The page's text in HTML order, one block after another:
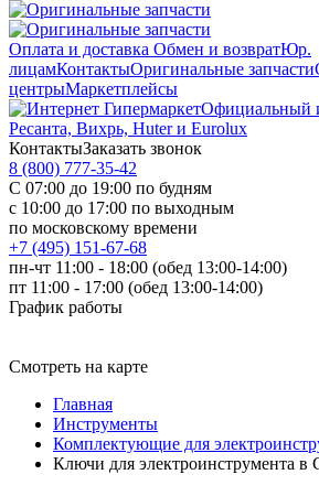
Оплата и доставка Обмен и возвратЮр.
лицамКонтактыОригинальные запчасти
центрыМаркетплейсы
Официальный
Ресанта, Вихрь, Huter и Eurolux
КонтактыЗаказать звонок
8 (800) 777-35-42
С 07:00 до 19:00 по будням
с 10:00 до 17:00 по выходным
по московскому времени
+7 (495) 151-67-68
пн-чт 11:00 - 18:00 (обед 13:00-14:00)
пт 11:00 - 17:00 (обед 13:00-14:00)
График работы
Смотреть на карте
Главная
Инструменты
Комплектующие для
Ключи для электроинструмента в